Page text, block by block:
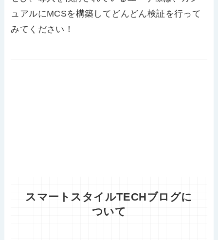
ュアルにMCSを構築してどんどん検証を行って
みてください！
スマートスタイルTECHブログに
ついて